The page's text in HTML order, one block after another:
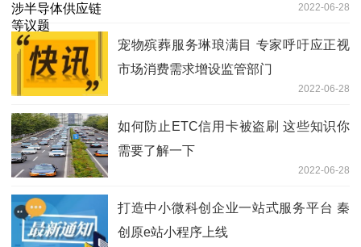
2022-06-28
宠物殡葬服务琳琅满目 专家呼吁应正视
市场消费需求增设监管部门
2022-06-28
如何防止ETC信用卡被盗刷 这些知识你
需要了解一下
2022-06-28
打造中小微科创企业一站式服务平台 秦
创原e站小程序上线